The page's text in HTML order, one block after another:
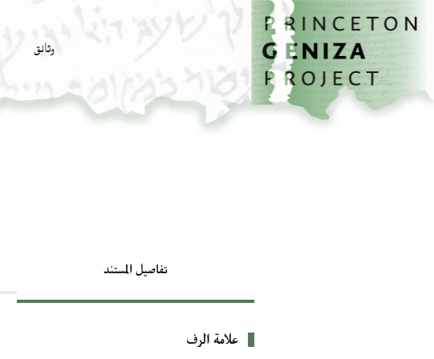
تخطي إلى المحتوى الرئيسي
الصفحة الرئيسية
وثائق
تفاصيل المستند
بيانات التعريف
علامة الرف